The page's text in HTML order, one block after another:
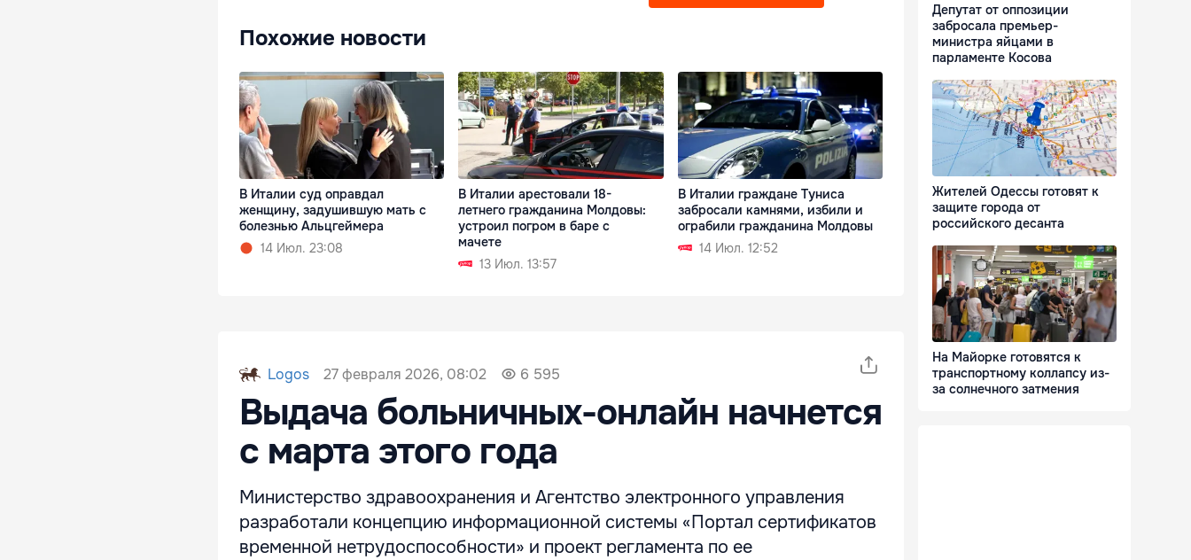
Похожие новости
В Италии суд оправдал
женщину, задушившую мать с
болезнью Альцгеймера
14 Июл. 23:08
В Италии арестовали 18-
летнего гражданина Молдовы:
устроил погром в баре с
мачете
13 Июл. 13:57
В Италии граждане Туниса
забросали камнями, избили и
ограбили гражданина Молдовы
14 Июл. 12:52
Logos 27 февраля 2026, 08:02 6 595
Выдача больничных-онлайн начнется
с марта этого года
Министерство здравоохранения и Агентство электронного управления
разработали концепцию информационной системы «Портал сертификатов
временной нетрудоспособности» и проект регламента по ее
Депутат от оппозиции
забросала премьер-
министра яйцами в
парламенте Косова
Жителей Одессы готовят к
защите города от
российского десанта
На Майорке готовятся к
транспортному коллапсу из-
за солнечного затмения